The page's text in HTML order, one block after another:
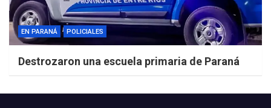
EN PARANÁ POLICIALES
Destrozaron una escuela primaria de Paraná